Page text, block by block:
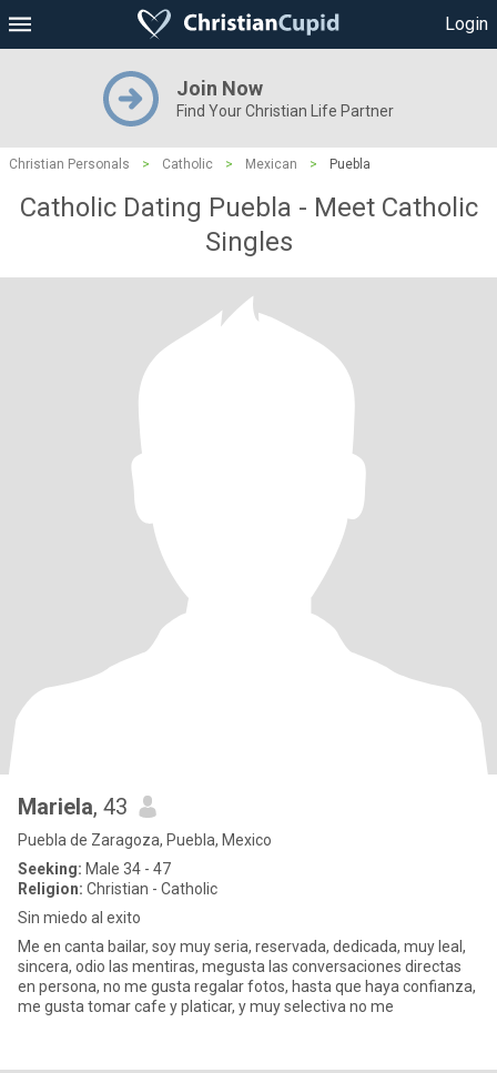
Login
Join Now
Find Your Christian Life Partner
Christian Personals > Catholic > Mexican > Puebla
Catholic Dating Puebla - Meet Catholic
Singles
Mariela, 43
Puebla de Zaragoza, Puebla, Mexico
Seeking: Male 34 - 47
Religion: Christian - Catholic
Sin miedo al exito
Me en canta bailar, soy muy seria, reservada, dedicada, muy leal,
sincera, odio las mentiras, megusta las conversaciones directas
en persona, no me gusta regalar fotos, hasta que haya confianza,
me gusta tomar cafe y platicar, y muy selectiva no me